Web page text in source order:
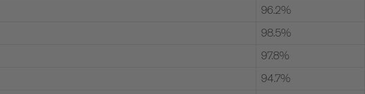
96.2%
98.5%
97.8%
94.7%